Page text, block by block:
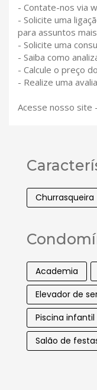
- Contate-nos via
- Solicite uma
para assuntos
- Solicite uma
- Saiba como
- Calcule o preço
- Realize uma
Acesse nosso site
Churrasqueira
Academia
Elevador de
Piscina infantil
Salão de